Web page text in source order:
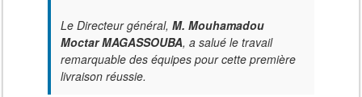
Le Directeur général, M. Mouhamadou
Moctar MAGASSOUBA, a salué le travail
remarquable des équipes pour cette première
livraison réussie.